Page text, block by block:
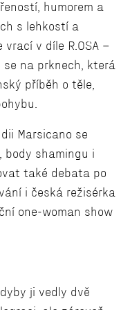
humorem a
s lehkostí a
v díle R.OSA –
na prknech, která
příběh o těle,
Marsicano se
shamingu i
také debata po
i česká režisérka
one-woman show
ji vedly dvě